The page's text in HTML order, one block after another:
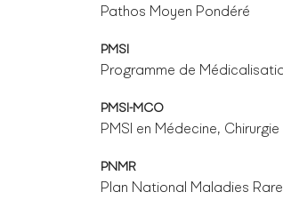
Pathos Moyen Pondéré
PMSI
Programme de
PMSI-MCO
PMSI en Médecine,
PNMR
Plan National Maladies